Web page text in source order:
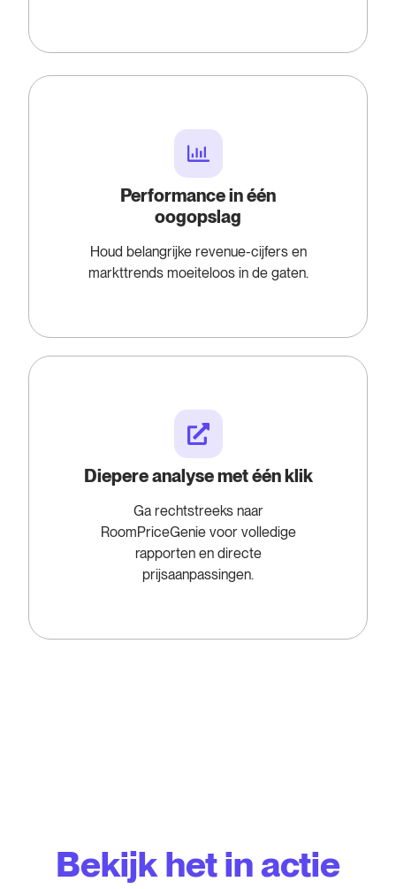
Performance in één
oogopslag
Houd belangrijke revenue-cijfers en
markttrends moeiteloos in de gaten.
Diepere analyse met één klik
Ga rechtstreeks naar
RoomPriceGenie voor volledige
rapporten en directe
prijsaanpassingen.
Bekijk het in actie